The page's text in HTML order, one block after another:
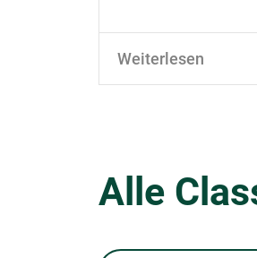
Weiterlesen
Alle